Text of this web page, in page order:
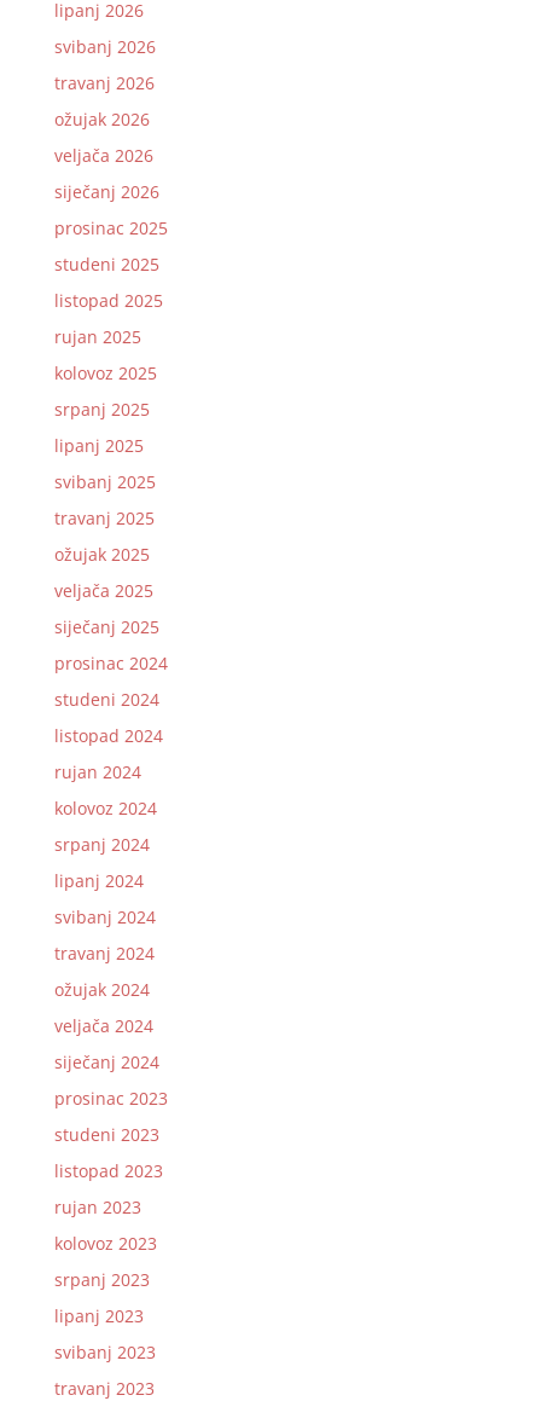
lipanj 2026
svibanj 2026
travanj 2026
ožujak 2026
veljača 2026
siječanj 2026
prosinac 2025
studeni 2025
listopad 2025
rujan 2025
kolovoz 2025
srpanj 2025
lipanj 2025
svibanj 2025
travanj 2025
ožujak 2025
veljača 2025
siječanj 2025
prosinac 2024
studeni 2024
listopad 2024
rujan 2024
kolovoz 2024
srpanj 2024
lipanj 2024
svibanj 2024
travanj 2024
ožujak 2024
veljača 2024
siječanj 2024
prosinac 2023
studeni 2023
listopad 2023
rujan 2023
kolovoz 2023
srpanj 2023
lipanj 2023
svibanj 2023
travanj 2023